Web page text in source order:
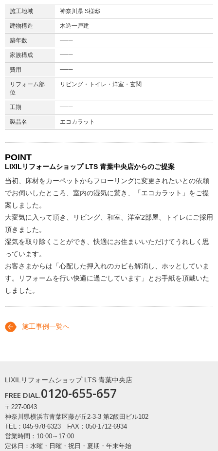
施工地域 神奈川県 S様邸
建物構造 木造一戸建
築年数 ───
家族構成 ───
費用 ───
リフォーム部
位
リビング・トイレ・洋室・玄関
工期 ───
製品名 エコカラット
POINT
LIXILリフォームショップ LTS 青葉中央店からのご提案
当初、床材をカーペットからフローリングに変更されたいとの依頼
でお伺いしたところ、室内の湿気に驚き、「エコカラット」をご提
案しました。
大変気に入って頂き、リビング、和室、洋室2部屋、トイレにご採用
頂きました。
湿気を取り除くことができ、快適にお住まいいただけてうれしく思
っています。
お客さまからは「心配した押入れのカビも解消し、ホッとしていま
す。リフォームを行い快適に過ごしています」とお手紙を頂戴いた
しました。
施工事例一覧へ
LIXILリフォームショップ LTS 青葉中央店
FREE DIAL.0120-655-657
〒227-0043
神奈川県横浜市青葉区藤が丘2-3-3 第2飯田ビル102
TEL：045-978-6323 FAX：050-1712-6934
営業時間：10:00～17:00
定休日：水曜・日曜・祝日・夏期・年末年始